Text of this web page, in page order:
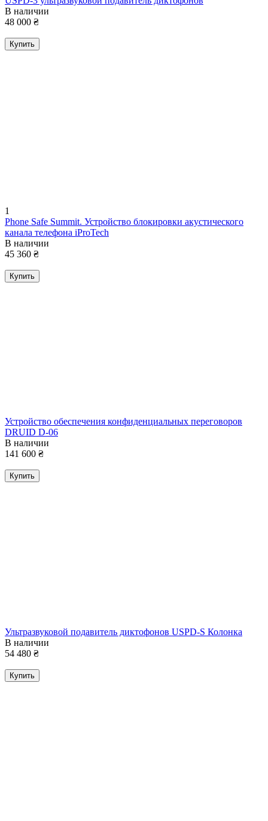
В наличии
48 000 ₴
Купить
1
Phone Safe Summit. Устройство блокировки акустического
канала телефона iProTech
В наличии
45 360 ₴
Купить
Устройство обеспечения конфиденциальных переговоров
DRUID D-06
В наличии
141 600 ₴
Купить
Ультразвуковой подавитель диктофонов USPD-S Колонка
В наличии
54 480 ₴
Купить